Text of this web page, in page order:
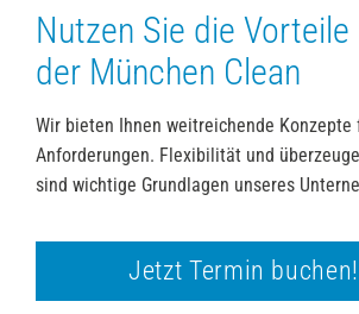
Nutzen Sie die Vorteile
der München Clean
Wir bieten Ihnen weitreichende Konzepte
Anforderungen. Flexibilität und
sind wichtige Grundlagen unseres
Jetzt Termin buchen!